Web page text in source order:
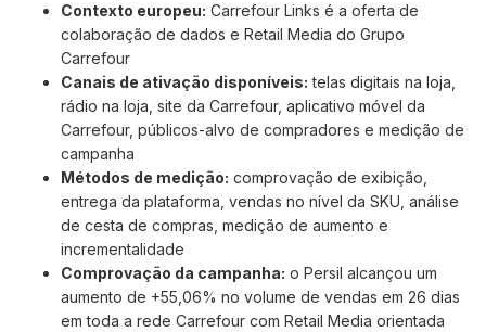
Contexto europeu: Carrefour Links é a oferta de
colaboração de dados e Retail Media do Grupo
Carrefour
Canais de ativação disponíveis: telas digitais na loja,
rádio na loja, site da Carrefour, aplicativo móvel da
Carrefour, públicos-alvo de compradores e medição de
campanha
Métodos de medição: comprovação de exibição,
entrega da plataforma, vendas no nível da SKU, análise
de cesta de compras, medição de aumento e
incrementalidade
Comprovação da campanha: o Persil alcançou um
aumento de +55,06% no volume de vendas em 26 dias
em toda a rede Carrefour com Retail Media orientada